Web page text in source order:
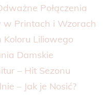
Połączenia
w Printach i Wzorach
Koloru Liliowego
Damskie
– Hit Sezonu
– Jak je Nosić?